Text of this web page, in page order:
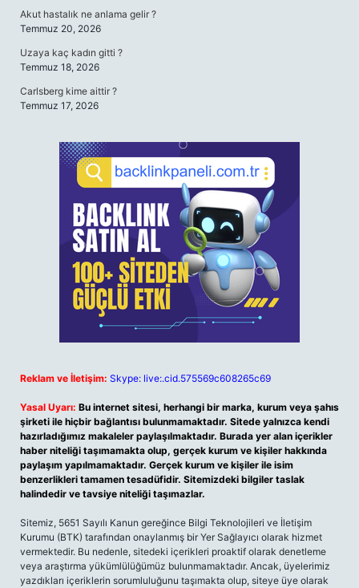
Akut hastalık ne anlama gelir ?
Temmuz 20, 2026
Uzaya kaç kadın gitti ?
Temmuz 18, 2026
Carlsberg kime aittir ?
Temmuz 17, 2026
Reklam ve İletişim: Skype: live:.cid.575569c608265c69
Yasal Uyarı: Bu internet sitesi, herhangi bir marka, kurum veya şahıs
şirketi ile hiçbir bağlantısı bulunmamaktadır. Sitede yalnızca kendi
hazırladığımız makaleler paylaşılmaktadır. Burada yer alan içerikler
haber niteliği taşımamakta olup, gerçek kurum ve kişiler hakkında
paylaşım yapılmamaktadır. Gerçek kurum ve kişiler ile isim
benzerlikleri tamamen tesadüfidir. Sitemizdeki bilgiler taslak
halindedir ve tavsiye niteliği taşımazlar.
Sitemiz, 5651 Sayılı Kanun gereğince Bilgi Teknolojileri ve İletişim
Kurumu (BTK) tarafından onaylanmış bir Yer Sağlayıcı olarak hizmet
vermektedir. Bu nedenle, sitedeki içerikleri proaktif olarak denetleme
veya araştırma yükümlülüğümüz bulunmamaktadır. Ancak, üyelerimiz
yazdıkları içeriklerin sorumluluğunu taşımakta olup, siteye üye olarak